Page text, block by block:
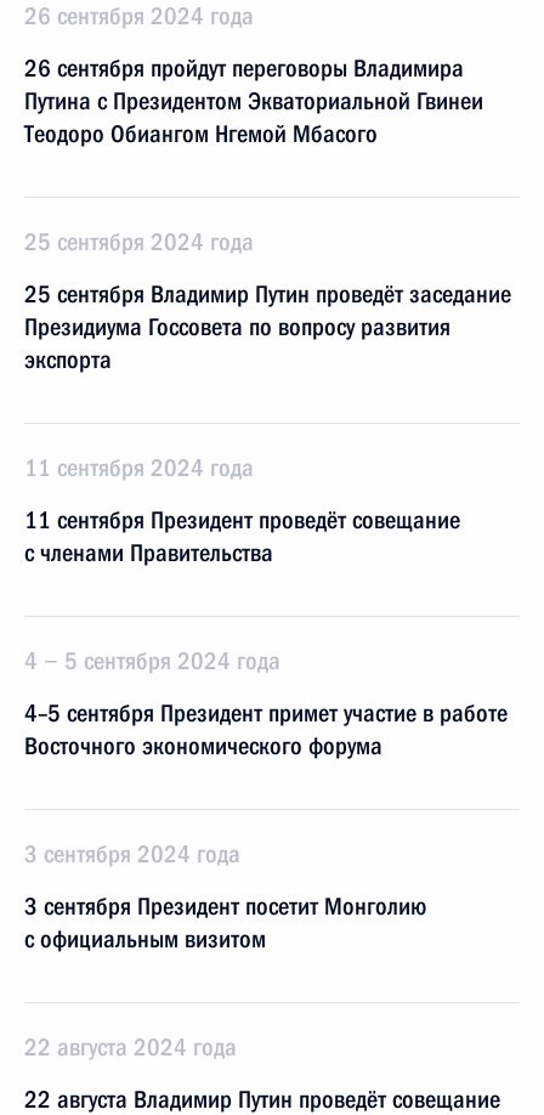
26 сентября 2024 года
26 сентября пройдут переговоры Владимира
Путина с Президентом Экваториальной Гвинеи
Теодоро Обиангом Нгемой Мбасого
25 сентября 2024 года
25 сентября Владимир Путин проведёт заседание
Президиума Госсовета по вопросу развития
экспорта
11 сентября 2024 года
11 сентября Президент проведёт совещание
с членами Правительства
4 − 5 сентября 2024 года
4–5 сентября Президент примет участие в работе
Восточного экономического форума
3 сентября 2024 года
3 сентября Президент посетит Монголию
с официальным визитом
22 августа 2024 года
22 августа Владимир Путин проведёт совещание